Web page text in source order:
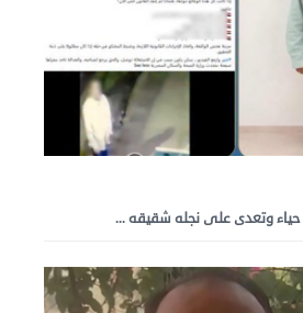
وتعدى على نجله شقيقه ...